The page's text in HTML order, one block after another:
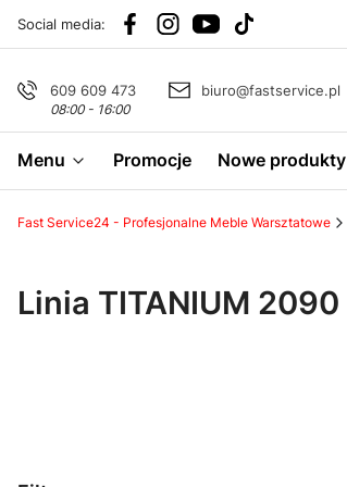
Social media:
609 609 473
08:00 - 16:00
biuro@fastservice.pl
Menu Promocje Nowe produkty
Fast Service24 - Profesjonalne Meble Warsztatowe
Linia TITANIUM 2090